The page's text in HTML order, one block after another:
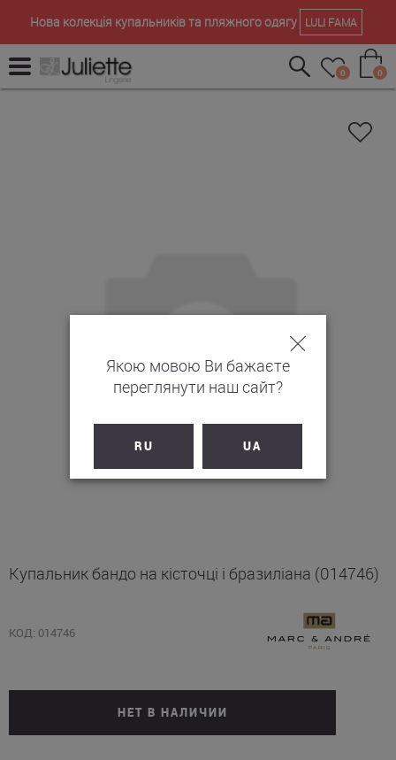
Нова колекція купальників та пляжного одягу LULI FAMA
0 0
Купальник бандо на кісточці і бразиліана (014746)
КОД: 014746
НЕТ В НАЛИЧИИ
Якою мовою Ви бажаєте
переглянути наш сайт?
RU UA